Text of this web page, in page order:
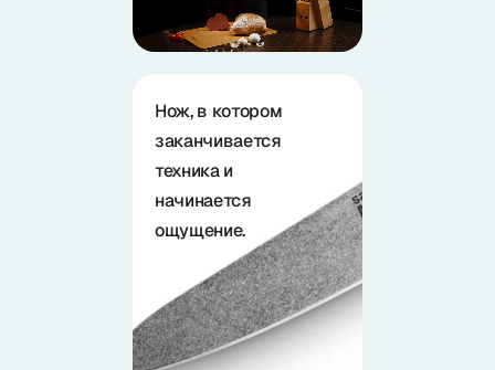
Нож, в котором
заканчивается
техника и
начинается
ощущение.